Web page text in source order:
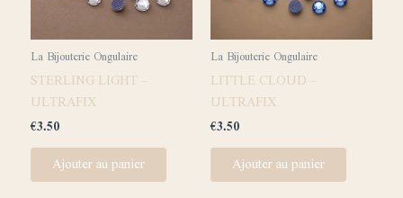
La Bijouterie Ongulaire
STERLING LIGHT –
ULTRAFIX
€3.50
Ajouter au panier
La Bijouterie Ongulaire
LITTLE CLOUD –
ULTRAFIX
€3.50
Ajouter au panier